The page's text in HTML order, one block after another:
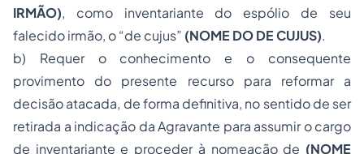
IRMÃO), como inventariante do espólio de seu
falecido irmão, o “de cujus” (NOME DO DE CUJUS).
b) Requer o conhecimento e o consequente
provimento do presente recurso para reformar a
decisão atacada, de forma definitiva, no sentido de ser
retirada a indicação da Agravante para assumir o cargo
de inventariante e proceder à nomeação de (NOME